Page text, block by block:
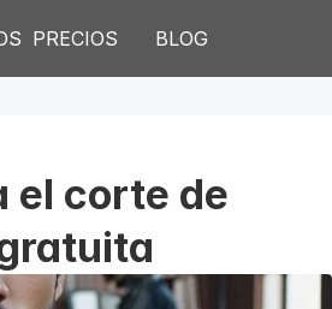
PRECIOS BLOG
el corte de